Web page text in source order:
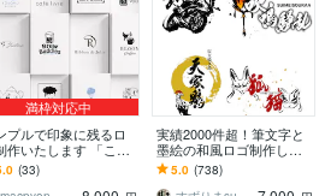
満枠対応中
プルで印象に残るロ
作いたします 「こん
じ」を伝わるカタチ
【修正無制限】
(33)
実績2000件超！筆文字と
墨絵の和風ロゴ制作しま
す CM•テレビ番組起用の
書道家｜和モダンな墨絵
5.0 (738)